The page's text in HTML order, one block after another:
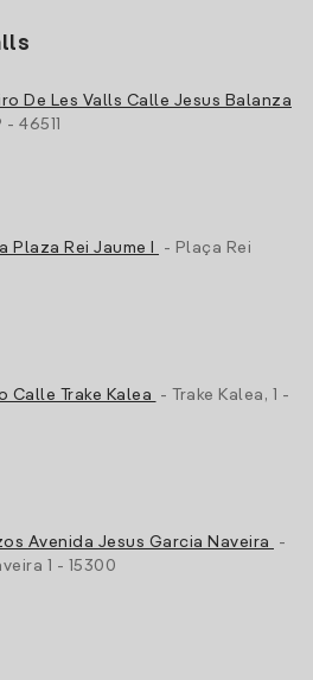
De Les Valls Calle Jesus Balanza
46511
Rei Jaume I
- Plaça Rei
Calle Trake Kalea
- Trake Kalea, 1 -
Avenida Jesus Garcia Naveira
-
1 - 15300